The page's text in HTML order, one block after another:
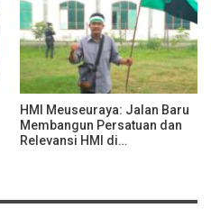
HMI Meuseuraya: Jalan Baru
Membangun Persatuan dan
Relevansi HMI di…